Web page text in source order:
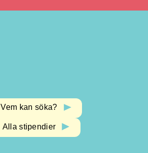
Vem kan söka?
Alla stipendier